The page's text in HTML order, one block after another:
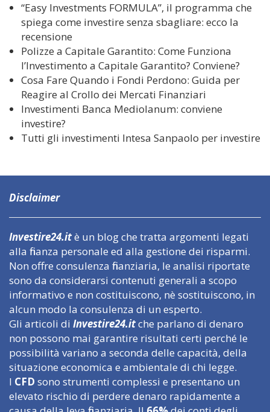
“Easy Investments FORMULA”, il programma che
spiega come investire senza sbagliare: ecco la
recensione
Polizze a Capitale Garantito: Come Funziona
l’Investimento a Capitale Garantito? Conviene?
Cosa Fare Quando i Fondi Perdono: Guida per
Reagire al Crollo dei Mercati Finanziari
Investimenti Banca Mediolanum: conviene
investire?
Tutti gli investimenti Intesa Sanpaolo per investire
Disclaimer
Investire24.itè un blog che tratta argomenti legati
alla finanza personale ed alla gestione dei risparmi.
Non offre consulenza finanziaria, le analisi riportate
sono da considerarsi contenuti generali a scopo
informativo e non costituiscono, nè sostituiscono, in
alcun modo la consulenza di un esperto.
Gli articoli di Investire24.itche parlano di denaro
non possono mai garantire risultati certi perché le
possibilità variano a seconda delle capacità, della
situazione economica e ambientale di chi legge.
I CFD sono strumenti complessi e presentano un
elevato rischio di perdere denaro rapidamente a